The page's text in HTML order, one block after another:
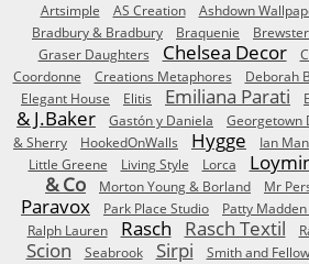
Artsimple
AS Creation Ashdown
Bradbury & Bradbury
Braquenie Brewster
Graser Daughters
Chelsea Decor
Coordonne Creations Metaphores Deborah
Elegant House
Elitis Emiliana Parati
& J.Baker
Gastón y Daniela Georgetown
& Sherry
HookedOnWalls Hygge Ian
Little Greene
Living Style Lorca
& Co
Morton Young & Borland Mr
Paravox Park Place Studio Patty
Ralph Lauren
Rasch Rasch Textil
Scion Seabrook Sirpi Smith and